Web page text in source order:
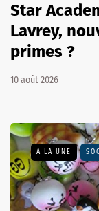
Star
Lavrey,
primes ?
10 août 2026
A LA UNE